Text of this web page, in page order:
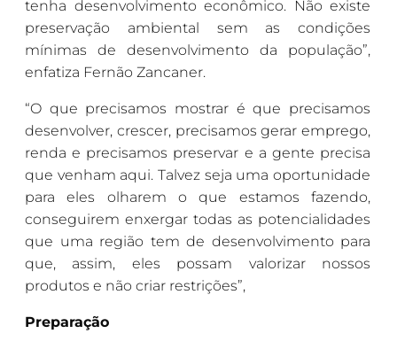
tenha desenvolvimento econômico. Não existe
preservação ambiental sem as condições
mínimas de desenvolvimento da população”,
enfatiza Fernão Zancaner.
“O que precisamos mostrar é que precisamos
desenvolver, crescer, precisamos gerar emprego,
renda e precisamos preservar e a gente precisa
que venham aqui. Talvez seja uma oportunidade
para eles olharem o que estamos fazendo,
conseguirem enxergar todas as potencialidades
que uma região tem de desenvolvimento para
que, assim, eles possam valorizar nossos
produtos e não criar restrições”,
Preparação